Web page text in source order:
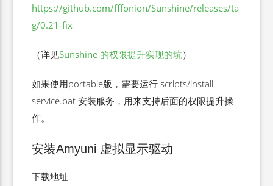
https://github.com/fffonion/Sunshine/releases/ta
g/0.21-fix
（详见Sunshine 的权限提升实现的坑）
如果使用portable版，需要运行 scripts/install-
service.bat 安装服务，用来支持后面的权限提升操
作。
安装Amyuni 虚拟显示驱动
下载地址